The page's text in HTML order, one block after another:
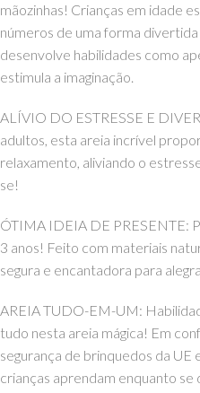
mãozinhas! Crianças em idade
números de uma forma
desenvolve habilidades como
estimula a imaginação.
ALÍVIO DO ESTRESSE E
adultos, esta areia incrível
relaxamento, aliviando o
se!
ÓTIMA IDEIA DE PRESENTE:
3 anos! Feito com materiais
segura e encantadora para
AREIA TUDO-EM-UM:
tudo nesta areia mágica! Em
segurança de brinquedos da UE
crianças aprendam enquanto se